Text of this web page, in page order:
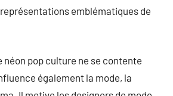
emblématiques de
pop culture ne se contente
également la mode, la